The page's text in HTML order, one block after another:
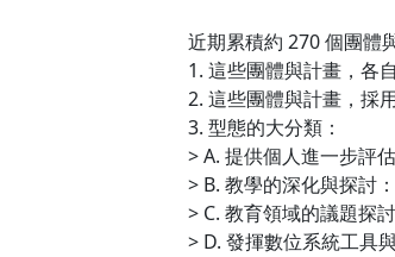
近期累積約 270 個團體
1. 這些團體與計畫，各
2. 這些團體與計畫，採
3. 型態的大分類：
> A. 提供個人進一步評
> B. 教學的深化與探討
> C. 教育領域的議題探
> D. 發揮數位系統工具